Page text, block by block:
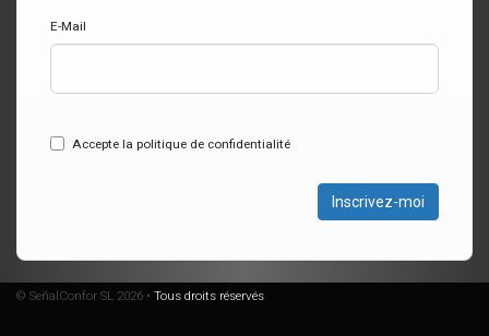
E-Mail
Accepte la politique de confidentialité
Inscrivez-moi
© SeñalConfor SL 2026 • Tous droits réservés